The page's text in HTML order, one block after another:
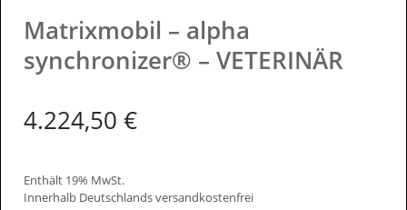
Matrixmobil – alpha
synchronizer® – VETERINÄR
4.224,50 €
Enthält 19% MwSt.
Innerhalb Deutschlands versandkostenfrei